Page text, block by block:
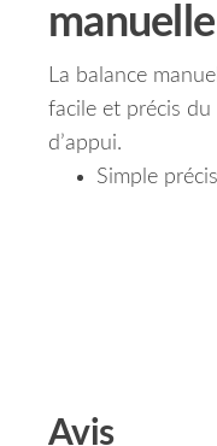
manuelle
La balance
facile et précis
d’appui.
Simple
Avis